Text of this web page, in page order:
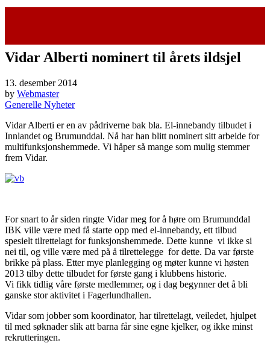
Vidar Alberti nominert til årets ildsjel
13. desember 2014
by Webmaster
Generelle Nyheter
Vidar Alberti er en av pådriverne bak bla. El-innebandy tilbudet i
Innlandet og Brumunddal. Nå har han blitt nominert sitt arbeide for
multifunksjonshemmede. Vi håper så mange som mulig stemmer
frem Vidar.
For snart to år siden ringte Vidar meg for å høre om Brumunddal
IBK ville være med få starte opp med el-innebandy, ett tilbud
spesielt tilrettelagt for funksjonshemmede. Dette kunne vi ikke si
nei til, og ville være med på å tilrettelegge for dette. Da var første
brikke på plass. Etter mye planlegging og møter kunne vi høsten
2013 tilby dette tilbudet for første gang i klubbens historie.
Vi fikk tidlig våre første medlemmer, og i dag begynner det å bli
ganske stor aktivitet i Fagerlundhallen.
Vidar som jobber som koordinator, har tilrettelagt, veiledet, hjulpet
til med søknader slik att barna får sine egne kjelker, og ikke minst
rekrutteringen.